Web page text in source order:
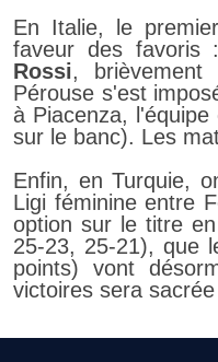
En Italie, le
faveur des favoris
Rossi,
Pérouse s'est
à Piacenza,
sur le banc). Les
Enfin, en Turquie,
Ligi féminine entre
option sur le titre
25-23, 25-21), que
points) vont
victoires sera